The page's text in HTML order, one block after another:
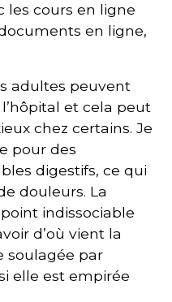
les cours en ligne
en ligne,
adultes peuvent
et cela peut
chez certains. Je
pour des
digestifs, ce qui
douleurs. La
indissociable
d’où vient la
soulagée par
elle est empirée